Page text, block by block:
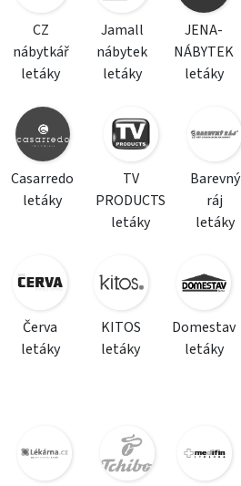
CZ
nábytkář
letáky
Jamall
nábytek
letáky
JENA-
NÁBYTEK
letáky
Casarredo
letáky
TV
PRODUCTS
letáky
Barevný
ráj
letáky
Červa
letáky
KITOS
letáky
Domestav
letáky